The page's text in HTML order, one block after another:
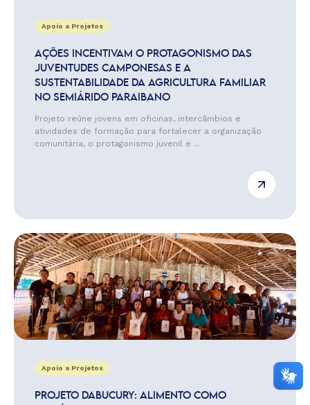
Apoio a Projetos
AÇÕES INCENTIVAM O PROTAGONISMO DAS
JUVENTUDES CAMPONESAS E A
SUSTENTABILIDADE DA AGRICULTURA FAMILIAR
NO SEMIÁRIDO PARAIBANO
Projeto reúne jovens em oficinas, intercâmbios e
atividades de formação para fortalecer a organização
comunitária, o protagonismo juvenil e ...
Apoio a Projetos
PROJETO DABUCURY: ALIMENTO COMO